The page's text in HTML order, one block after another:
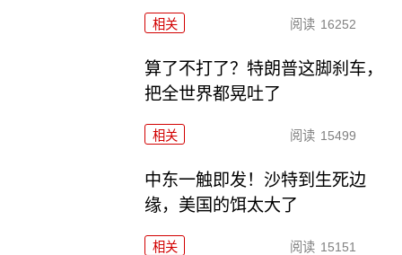
相关 阅读 16252
算了不打了？特朗普这脚刹车，
把全世界都晃吐了
相关 阅读 15499
中东一触即发！沙特到生死边
缘，美国的饵太大了
相关 阅读 15151